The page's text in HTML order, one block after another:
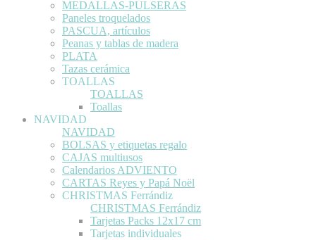
MEDALLAS-PULSERAS
Paneles troquelados
PASCUA, artículos
Peanas y tablas de madera
PLATA
Tazas cerámica
TOALLAS
TOALLAS
Toallas
NAVIDAD
NAVIDAD
BOLSAS y etiquetas regalo
CAJAS multiusos
Calendarios ADVIENTO
CARTAS Reyes y Papá Noël
CHRISTMAS Ferrándiz
CHRISTMAS Ferrándiz
Tarjetas Packs 12x17 cm
Tarjetas individuales